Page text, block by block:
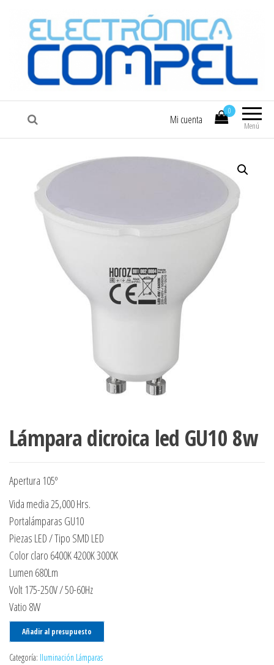
COMPEL Electrónica COMPEL
Menú
0
Mi cuenta
Lámpara dicroica led GU10 8w
Apertura 105º
Vida media 25,000 Hrs.
Portalámparas GU10
Piezas LED / Tipo SMD LED
Color claro 6400K 4200K 3000K
Lumen 680Lm
Volt 175-250V / 50-60Hz
Vatio 8W
Añadir al presupuesto
Categoría: Iluminación Lámparas